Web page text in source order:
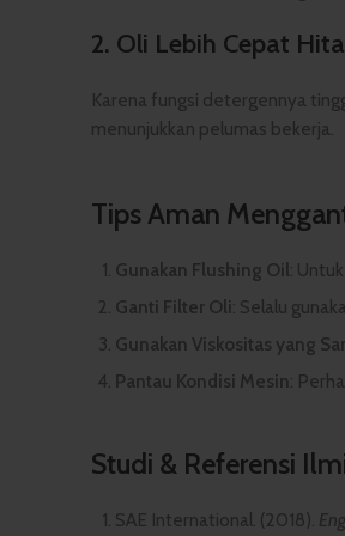
2. Oli Lebih Cepat
Karena fungsi detergennya
menunjukkan pelumas bekerja.
Tips Aman
Gunakan Flushing Oil :
Ganti Filter Oli: Selalu
Gunakan Viskositas yang
Pantau Kondisi Mesin:
Studi & Referensi
SAE International. (2018).